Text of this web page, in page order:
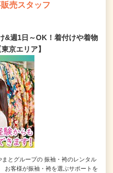
売スタッフ
&週1日～OK！着付けや着物
京エリア】
まとグループの 振袖・袴のレンタル
お客様が振袖・袴を選ぶサポートを